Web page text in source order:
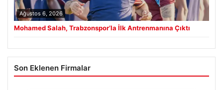
Ağustos 6, 2026
Mohamed Salah, Trabzonspor’la İlk Antrenmanına Çıktı
Son Eklenen Firmalar